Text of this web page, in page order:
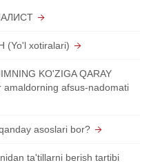
(Yo'l xotiralari)
KO'ZIGA QARAY
amaldorning afsus-nadomati
asoslari bor?
ta'tillarni berish tartibi